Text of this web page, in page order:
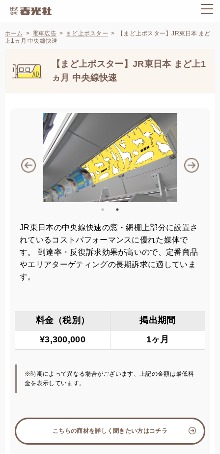
ホーム 電車広告 まど上ポスター
【まど上ポスター】JR東日本 まど
上1ヵ月 中央線快速
【まど上ポスター】JR東日本 まど上1
ヵ月 中央線快速
JR東日本の中央線快速の窓・網棚上部分に設置さ
れているコストパフォーマンスに優れた媒体で
す。 到達率・反復訴求効果が高いので、定番商品
やエリアターゲティングの長期訴求に適していま
す。
料金（税別）
掲出期間
¥3,300,000
1ヶ月
※時期によって異なる場合がございます、上記の金額は最低料
金を表示しています。
こちらの商材を詳しく聞きたい方はコチラ